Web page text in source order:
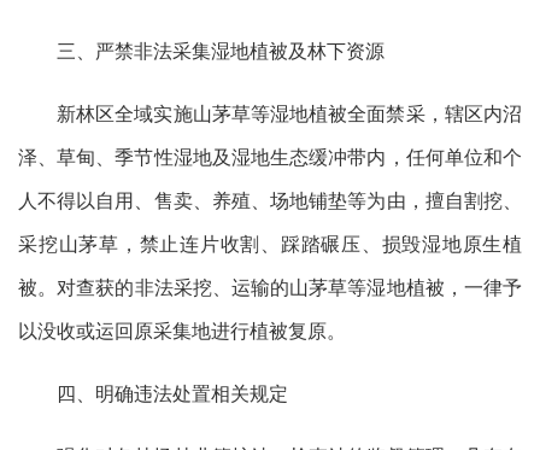
三、严禁非法采集湿地植被及林下资源
新林区全域实施山茅草等湿地植被全面禁采， 辖区内沼
泽、草甸、季节性湿地及湿地生态缓冲带内，任何单位和个
人不得以自用、售卖、养殖、场地铺垫等为由，擅自割挖、
采挖山茅草 ， 禁止连片收割、踩踏碾压、损毁湿地原生植
被。 对查获的非法采挖、运输的山茅草等湿地植被，一律予
以没收或运回原采集地进行植被复原。
四、明确违法处置相关规定